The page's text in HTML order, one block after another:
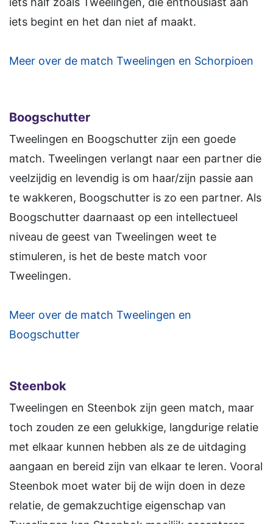
iets begint en het dan niet af maakt.
Meer over de match Tweelingen en Schorpioen
Boogschutter
Tweelingen en Boogschutter zijn een goede
match. Tweelingen verlangt naar een partner die
veelzijdig en levendig is om haar/zijn passie aan
te wakkeren, Boogschutter is zo een partner. Als
Boogschutter daarnaast op een intellectueel
niveau de geest van Tweelingen weet te
stimuleren, is het de beste match voor
Tweelingen.
Meer over de match Tweelingen en
Boogschutter
Steenbok
Tweelingen en Steenbok zijn geen match, maar
toch zouden ze een gelukkige, langdurige relatie
met elkaar kunnen hebben als ze de uitdaging
aangaan en bereid zijn van elkaar te leren. Vooral
Steenbok moet water bij de wijn doen in deze
relatie, de gemakzuchtige eigenschap van